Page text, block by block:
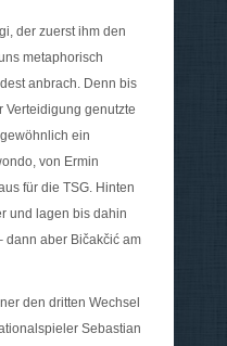
der zuerst ihm den
metaphorisch
anbrach. Denn bis
Verteidigung genutzte
ein
von Ermin
für die TSG. Hinten
und lagen bis dahin
dann aber Bičakčić am
den dritten Wechsel
Sebastian